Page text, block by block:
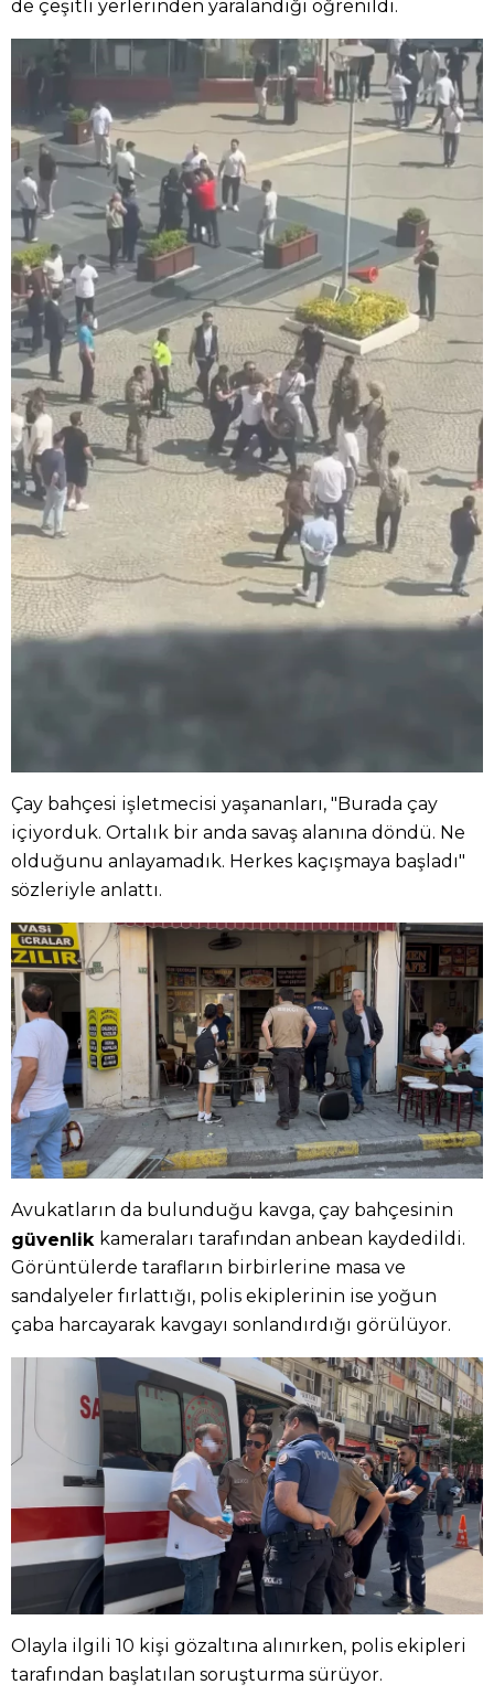
de çeşitli yerlerinden yaralandığı öğrenildi.
Çay bahçesi işletmecisi yaşananları, "Burada çay
içiyorduk. Ortalık bir anda savaş alanına döndü. Ne
olduğunu anlayamadık. Herkes kaçışmaya başladı"
sözleriyle anlattı.
Avukatların da bulunduğu kavga, çay bahçesinin
güvenlik kameraları tarafından anbean kaydedildi.
Görüntülerde tarafların birbirlerine masa ve
sandalyeler fırlattığı, polis ekiplerinin ise yoğun
çaba harcayarak kavgayı sonlandırdığı görülüyor.
Olayla ilgili 10 kişi gözaltına alınırken, polis ekipleri
tarafından başlatılan soruşturma sürüyor.